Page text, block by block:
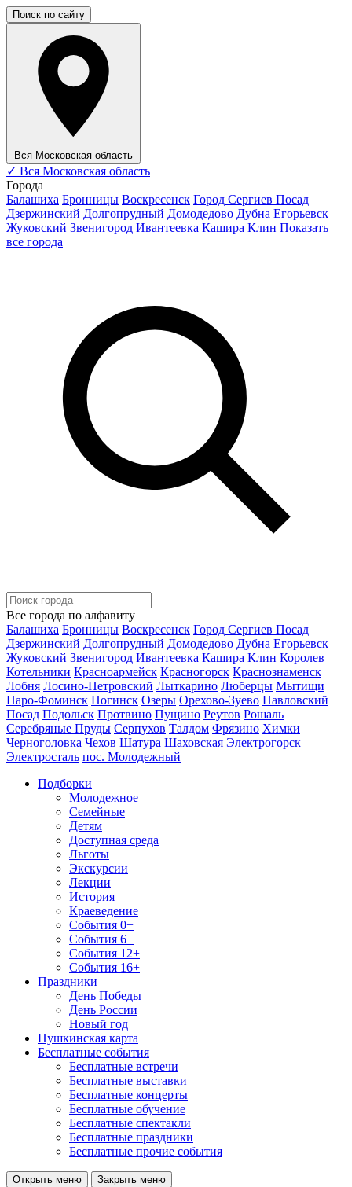
Поиск по сайту
Вся Московская область
✓ Вся Московская область
Города
Балашиха Бронницы Воскресенск Город Сергиев Посад
Дзержинский Долгопрудный Домодедово Дубна Егорьевск
Жуковский Звенигород Ивантеевка Кашира Клин Показать
все города
Все города по алфавиту
Балашиха Бронницы Воскресенск Город Сергиев Посад
Дзержинский Долгопрудный Домодедово Дубна Егорьевск
Жуковский Звенигород Ивантеевка Кашира Клин Королев
Котельники Красноармейск Красногорск Краснознаменск
Лобня Лосино-Петровский Лыткарино Люберцы Мытищи
Наро-Фоминск Ногинск Озеры Орехово-Зуево Павловский
Посад Подольск Протвино Пущино Реутов Рошаль
Серебряные Пруды Серпухов Талдом Фрязино Химки
Черноголовка Чехов Шатура Шаховская Электрогорск
Электросталь пос. Молодежный
Подборки
Молодежное
Семейные
Детям
Доступная среда
Льготы
Экскурсии
Лекции
История
Краеведение
События 0+
События 6+
События 12+
События 16+
Праздники
День Победы
День России
Новый год
Пушкинская карта
Бесплатные события
Бесплатные встречи
Бесплатные выставки
Бесплатные концерты
Бесплатные обучение
Бесплатные спектакли
Бесплатные праздники
Бесплатные прочие события
Открыть меню Закрыть меню